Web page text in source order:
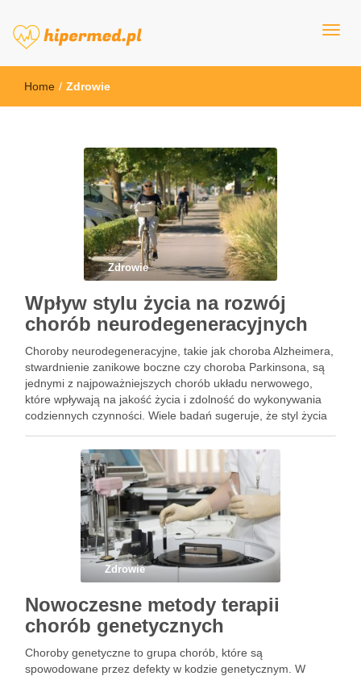
hipermed.pl
Home / Zdrowie
Zdrowie
Wpływ stylu życia na rozwój
chorób neurodegeneracyjnych
Choroby neurodegeneracyjne, takie jak choroba Alzheimera,
stwardnienie zanikowe boczne czy choroba Parkinsona, są
jednymi z najpoważniejszych chorób układu nerwowego,
które wpływają na jakość życia i zdolność do wykonywania
codziennych czynności. Wiele badań sugeruje, że styl życia
neurodegeneracyjnych. Lekarze i specjaliści od zdrowia
zalecają, abyśmy …
Zdrowie
Nowoczesne metody terapii
chorób genetycznych
Choroby genetyczne to grupa chorób, które są
spowodowane przez defekty w kodzie genetycznym. W